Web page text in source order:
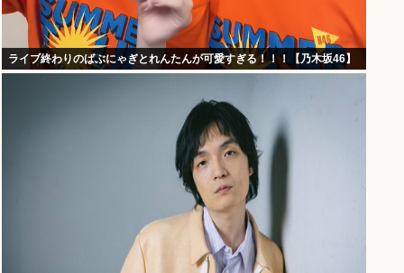
ライブ終わりのばぶにゃぎとれんたんが可愛すぎる！！！【乃木坂46】